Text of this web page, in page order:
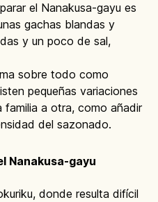
el Nanakusa-gayu es
gachas blandas y
y un poco de sal,
sobre todo como
pequeñas variaciones
a otra, como añadir
del sazonado.
Nanakusa-gayu
donde resulta difícil